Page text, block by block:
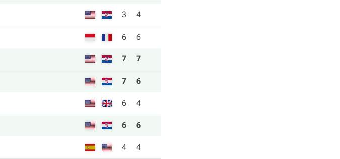
3 4
6 6
7 7
7 6
6 4
6 6
4 4